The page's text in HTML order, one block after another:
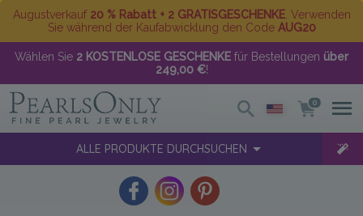
Augustverkauf 20 % Rabatt + 2 GRATISGESCHENKE. Verwenden
Sie während der Kaufabwicklung den Code AUG20
Wählen Sie 2 KOSTENLOSE GESCHENKE für Bestellungen über
249,00 €!
0
ALLE PRODUKTE DURCHSUCHEN